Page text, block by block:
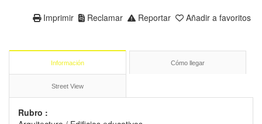
Añadir a favoritos
Reportar
Reclamar
Imprimir
Información Cómo llegar
Street View
Rubro :